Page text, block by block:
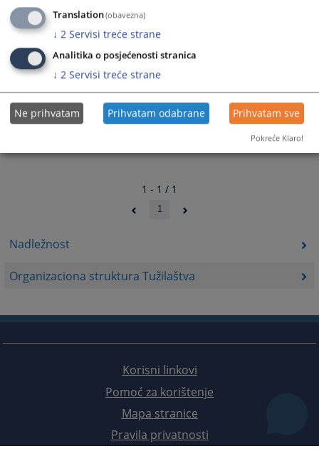
Nadležnost
Organizaciona struktura Tužilaštva
to
get
the
keyboard
shortcuts
changing
dates.
get
the
keyboard
shortcuts
changing
dates.
1 - 1 / 1
1
Korisni linkovi
Pomoć za korištenje
Mapa stranice
Pravila privatnosti
Translation(obavezna)
↓ 2 Servisi treće strane
Analitika o posjećenosti stranica
↓ 2 Servisi treće strane
Ne prihvatam Prihvatam odabrane Prihvatam sve
Pokreće Klaro!